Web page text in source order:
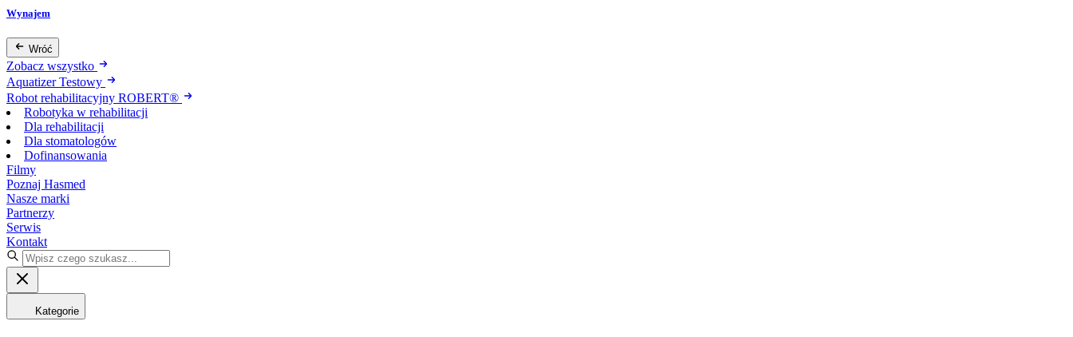
Wynajem
Wróć
Zobacz wszystko
Aquatizer Testowy
Robot rehabilitacyjny ROBERT®
Robotyka w rehabilitacji
Dla rehabilitacji
Dla stomatologów
Dofinansowania
Filmy
Poznaj Hasmed
Nasze marki
Partnerzy
Serwis
Kontakt
Kategorie